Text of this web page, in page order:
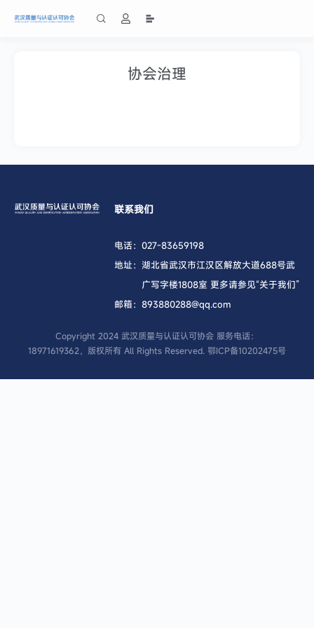
协会治理
联系我们
电话： 027-83659198
地址： 湖北省武汉市江汉区解放大道688号武
广写字楼1808室 更多请参见“关于我们”
邮箱： 893880288@qq.com
Copyright 2024 武汉质量与认证认可协会 服务电话：
18971619362，版权所有 All Rights Reserved. 鄂ICP备10202475号